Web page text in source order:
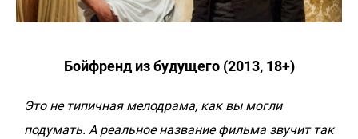
Бойфренд из будущего (2013, 18+)
Это не типичная мелодрама, как вы могли
подумать. А реальное название фильма звучит так